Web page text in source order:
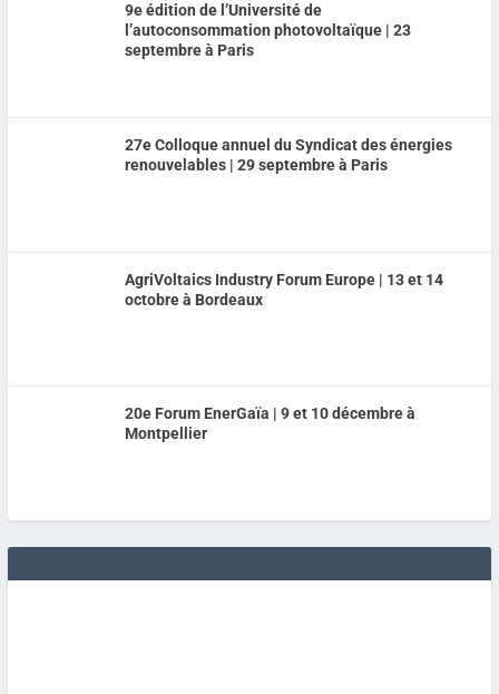
9e édition de l’Université de
l’autoconsommation photovoltaïque | 23
septembre à Paris
27e Colloque annuel du Syndicat des énergies
renouvelables | 29 septembre à Paris
AgriVoltaics Industry Forum Europe | 13 et 14
octobre à Bordeaux
20e Forum EnerGaïa | 9 et 10 décembre à
Montpellier